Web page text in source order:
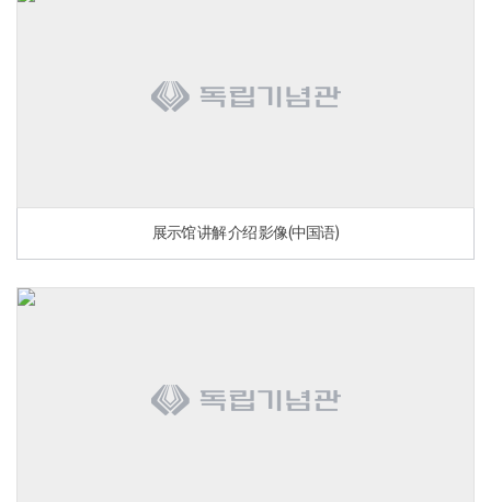
展示馆 讲解 介绍 影像(中国语)